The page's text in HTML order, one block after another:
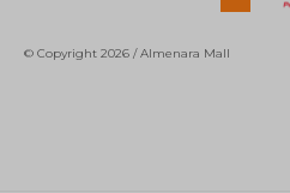
© Copyright 2026 / Almenara Mall